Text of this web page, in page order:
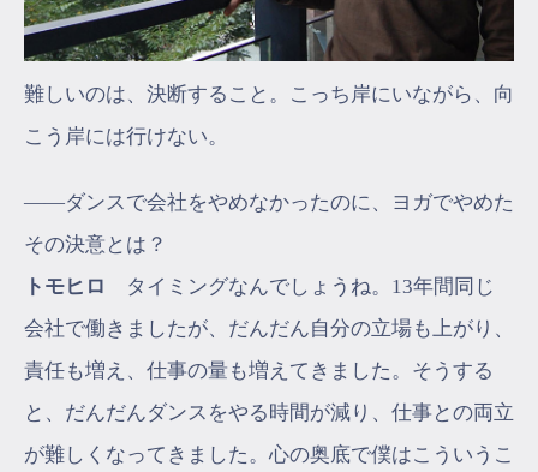
難しいのは、決断すること。こっち岸にいながら、向
こう岸には行けない。
――ダンスで会社をやめなかったのに、ヨガでやめた
その決意とは？
トモヒロ
タイミングなんでしょうね。13年間同じ
会社で働きましたが、だんだん自分の立場も上がり、
責任も増え、仕事の量も増えてきました。そうする
と、だんだんダンスをやる時間が減り、仕事との両立
が難しくなってきました。心の奥底で僕はこういうこ